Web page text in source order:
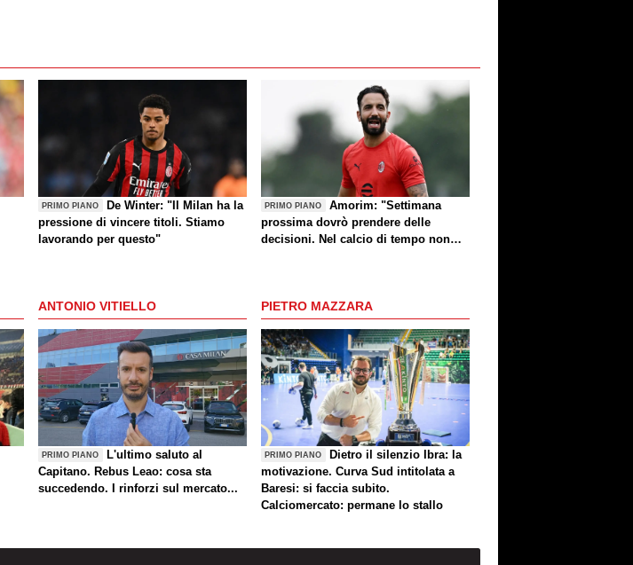
PRIMO PIANO
De Winter: "Il Milan ha la
pressione di vincere titoli. Stiamo
lavorando per questo"
PRIMO PIANO
Amorim: "Settimana
prossima dovrò prendere delle
decisioni. Nel calcio di tempo non
ANTONIO VITIELLO
PRIMO PIANO
L'ultimo saluto al
Capitano. Rebus Leao: cosa sta
succedendo. I rinforzi sul mercato...
PIETRO MAZZARA
PRIMO PIANO
Dietro il silenzio Ibra: la
motivazione. Curva Sud intitolata a
Baresi: si faccia subito.
Calciomercato: permane lo stallo